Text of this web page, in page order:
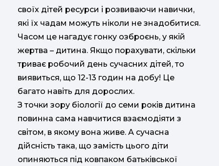
своїх дітей ресурси і розвиваючи навички,
які їх чадам можуть ніколи не знадобитися.
Часом це нагадує гонку озброєнь, у якій
жертва – дитина. Якщо порахувати, скільки
триває робочий день сучасних дітей, то
виявиться, що 12-13 годин на добу! Це
багато навіть для дорослих.
З точки зору біології до семи років дитина
повинна сама навчитися взаємодіяти з
світом, в якому вона живе. А сучасна
дійсність така, що замість цього діти
опиняються під ковпаком батьківської